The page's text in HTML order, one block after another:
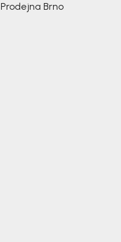
Prodejna Brno